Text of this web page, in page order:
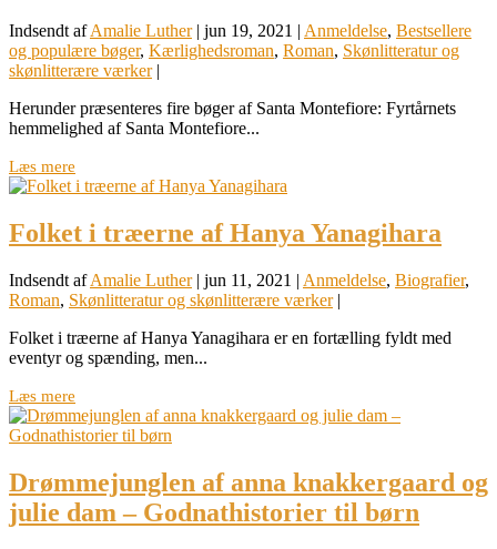
Indsendt afAmalie Luther| jun 19, 2021 | Anmeldelse, Bestsellere
og populære bøger, Kærlighedsroman, Roman, Skønlitteratur og
skønlitterære værker|
Herunder præsenteres fire bøger af Santa Montefiore: Fyrtårnets
hemmelighed af Santa Montefiore...
Læs mere
Folket i træerne af Hanya Yanagihara
Indsendt afAmalie Luther| jun 11, 2021 | Anmeldelse, Biografier,
Roman, Skønlitteratur og skønlitterære værker|
Folket i træerne af Hanya Yanagihara er en fortælling fyldt med
eventyr og spænding, men...
Læs mere
Drømmejunglen af anna knakkergaard og
julie dam – Godnathistorier til børn